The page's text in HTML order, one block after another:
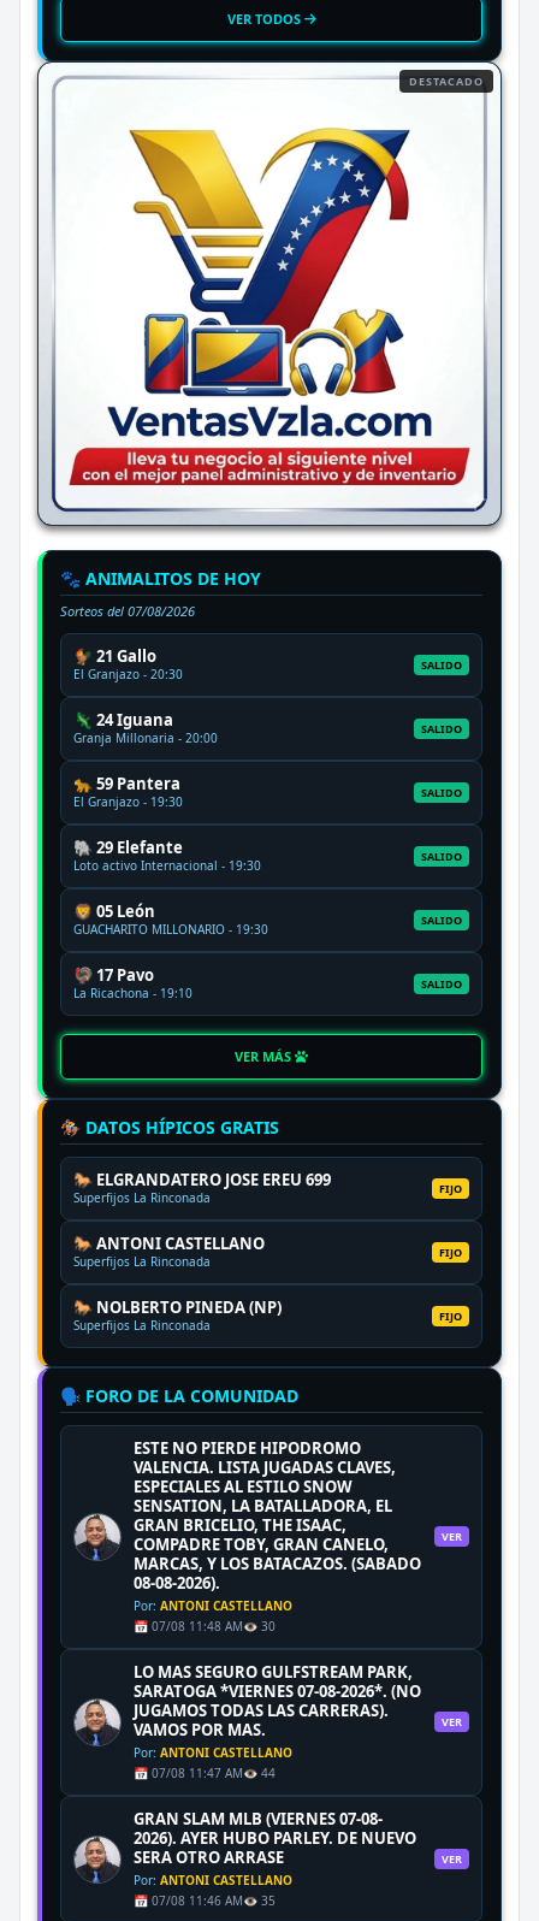
VER TODOS
DESTACADO
🐾 ANIMALITOS DE HOY
Sorteos del 07/08/2026
🐓 21 Gallo
El Granjazo - 20:30
SALIDO
🦎 24 Iguana
Granja Millonaria - 20:00
SALIDO
🐆 59 Pantera
El Granjazo - 19:30
SALIDO
🐘 29 Elefante
Loto activo Internacional - 19:30
SALIDO
🦁 05 León
GUACHARITO MILLONARIO - 19:30
SALIDO
🦃 17 Pavo
La Ricachona - 19:10
SALIDO
VER MÁS
🏇 DATOS HÍPICOS GRATIS
🐎 ELGRANDATERO JOSE EREU 699
Superfijos La Rinconada
FIJO
🐎 ANTONI CASTELLANO
Superfijos La Rinconada
FIJO
🐎 NOLBERTO PINEDA (NP)
Superfijos La Rinconada
FIJO
🗣️ FORO DE LA COMUNIDAD
ESTE NO PIERDE HIPODROMO
VALENCIA. LISTA JUGADAS CLAVES,
ESPECIALES AL ESTILO SNOW
SENSATION, LA BATALLADORA, EL
GRAN BRICELIO, THE ISAAC,
COMPADRE TOBY, GRAN CANELO,
MARCAS, Y LOS BATACAZOS. (SABADO
08-08-2026).
Por: ANTONI CASTELLANO
📅 07/08 11:48 AM👁️ 30
VER
LO MAS SEGURO GULFSTREAM PARK,
SARATOGA *VIERNES 07-08-2026*. (NO
JUGAMOS TODAS LAS CARRERAS).
VAMOS POR MAS.
Por: ANTONI CASTELLANO
📅 07/08 11:47 AM👁️ 44
VER
GRAN SLAM MLB (VIERNES 07-08-
2026). AYER HUBO PARLEY. DE NUEVO
SERA OTRO ARRASE
Por: ANTONI CASTELLANO
📅 07/08 11:46 AM👁️ 35
VER